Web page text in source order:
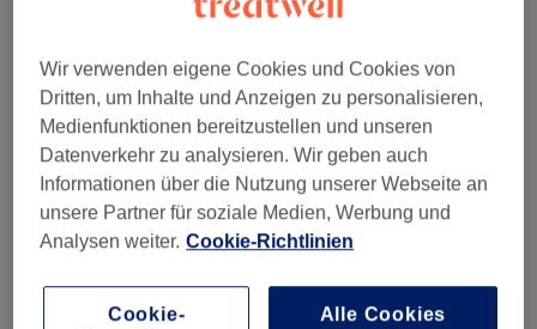
Damen - Haarschnitte & Stylings (5)
Damen - Coloration & Farbe (14 ) ab 35 €
Herren - Haarschnitte & Stylings ( 5) ab 15 €
Extras (6) ab 4 €
Haarkuren & Pflege (3)
Kinder - Haarschnitte & Stylings 2) ab 15 €
Wir verwenden eigene Cookies und Cookies von
Dritten, um Inhalte und Anzeigen zu personalisieren,
Medienfunktionen bereitzustellen und unseren
Datenverkehr zu analysieren. Wir geben auch
Informationen über die Nutzung unserer Webseite an
unsere Partner für soziale Medien, Werbung und
Analysen weiter. Cookie-Richtlinien
Cookie-
Alle Cookies